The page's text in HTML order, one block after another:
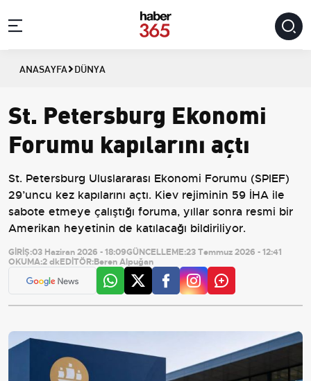
ANASAYFA DÜNYA
St. Petersburg Ekonomi
Forumu kapılarını açtı
St. Petersburg Uluslararası Ekonomi Forumu (SPIEF)
29’uncu kez kapılarını açtı. Kiev rejiminin 59 İHA ile
sabote etmeye çalıştığı foruma, yıllar sonra resmi bir
Amerikan heyetinin de katılacağı bildiriliyor.
GİRİŞ:03 Haziran 2026 - 18:09GÜNCELLEME:23 Temmuz 2026 - 12:41
OKUMA:2 dkEDİTÖR:Beren Alpuğan